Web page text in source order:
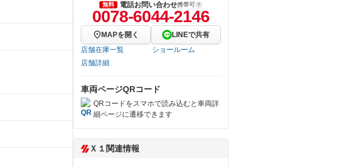
無料 電話お問い合わせ携帯可
0078-6044-2146
MAPを開く
LINEで共有
店舗在庫一覧
ショールーム
店舗詳細
車両ページQRコード
QRコードをスマホで読み込むと車両詳
細ページに遷移できます
Ｘ１関連情報